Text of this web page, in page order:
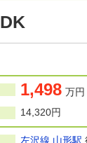
1,498 万
14,320円
左沢線 山形駅